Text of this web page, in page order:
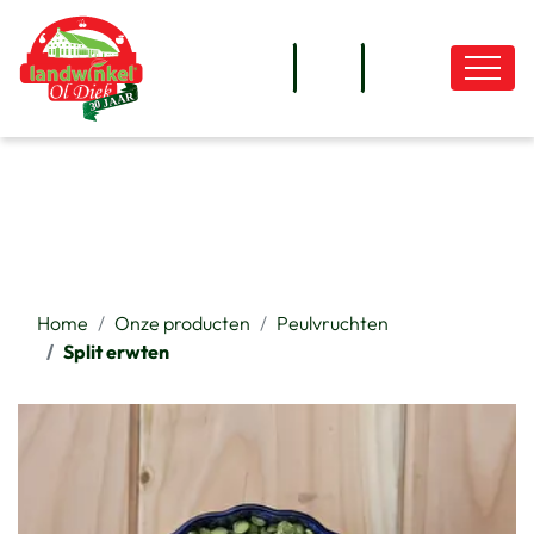
overslaan
Home Onze producten
Peulvruchten
Split erwten